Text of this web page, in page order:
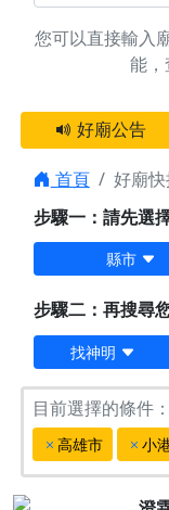
您可以直接輸入
能，
好廟公告
首頁
好廟快
步驟一：請先選
縣市
步驟二：再搜尋
找神明
目前選擇的條件：
高雄市 小